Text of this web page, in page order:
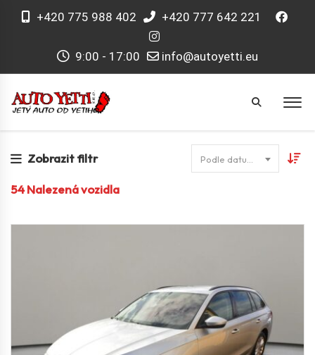
+420 775 988 402 +420 777 642 221
9:00 - 17:00 info@autoyetti.eu
Zobrazit filtr
54Nalezená vozidla